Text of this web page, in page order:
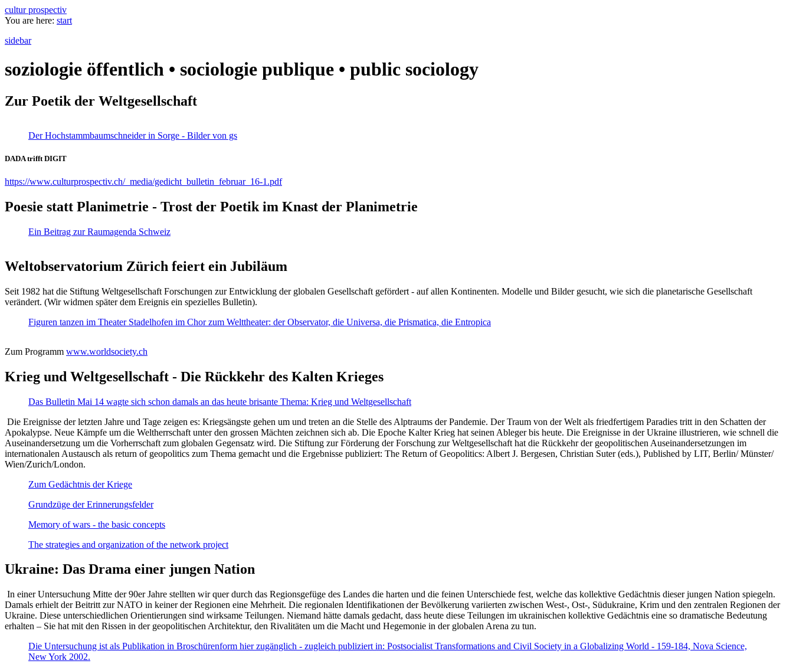
cultur prospectiv
You are here: start
sidebar
soziologie öffentlich • sociologie publique • public sociology
Zur Poetik der Weltgesellschaft
Der Hochstammbaumschneider in Sorge - Bilder von gs
DADA trifft DIGIT
https://www.culturprospectiv.ch/_media/gedicht_bulletin_februar_16-1.pdf
Poesie statt Planimetrie - Trost der Poetik im Knast der Planimetrie
Ein Beitrag zur Raumagenda Schweiz
Weltobservatorium Zürich feiert ein Jubiläum
Seit 1982 hat die Stiftung Weltgesellschaft Forschungen zur Entwicklung der globalen Gesellschaft gefördert - auf allen Kontinenten. Modelle und Bilder gesucht, wie sich die planetarische Gesellschaft
verändert. (Wir widmen später dem Ereignis ein spezielles Bulletin).
Figuren tanzen im Theater Stadelhofen im Chor zum Welttheater: der Observator, die Universa, die Prismatica, die Entropica
Zum Programm www.worldsociety.ch
Krieg und Weltgesellschaft - Die Rückkehr des Kalten Krieges
Das Bulletin Mai 14 wagte sich schon damals an das heute brisante Thema: Krieg und Weltgesellschaft
Die Ereignisse der letzten Jahre und Tage zeigen es: Kriegsängste gehen um und treten an die Stelle des Alptraums der Pandemie. Der Traum von der Welt als friedfertigem Paradies tritt in den Schatten der
Apokalypse. Neue Kämpfe um die Weltherrschaft unter den grossen Mächten zeichnen sich ab. Die Epoche Kalter Krieg hat seinen Ableger bis heute. Die Ereignisse in der Ukraine illustrieren, wie schnell die
Auseinandersetzung um die Vorherrschaft zum globalen Gegensatz wird. Die Stiftung zur Förderung der Forschung zur Weltgesellschaft hat die Rückkehr der geopolitischen Auseinandersetzungen im
internationalen Austausch als return of geopolitics zum Thema gemacht und die Ergebnisse publiziert: The Return of Geopolitics: Albert J. Bergesen, Christian Suter (eds.), Published by LIT, Berlin/ Münster/
Wien/Zurich/London.
Zum Gedächtnis der Kriege
Grundzüge der Erinnerungsfelder
Memory of wars - the basic concepts
The strategies and organization of the network project
Ukraine: Das Drama einer jungen Nation
In einer Untersuchung Mitte der 90er Jahre stellten wir quer durch das Regionsgefüge des Landes die harten und die feinen Unterschiede fest, welche das kollektive Gedächtnis dieser jungen Nation spiegeln.
Damals erhielt der Beitritt zur NATO in keiner der Regionen eine Mehrheit. Die regionalen Identifikationen der Bevölkerung variierten zwischen West-, Ost-, Südukraine, Krim und den zentralen Regionen der
Ukraine. Diese unterschiedlichen Orientierungen sind wirksame Teilungen. Niemand hätte damals gedacht, dass heute diese Teilungen im ukrainischen kollektive Gedächtnis eine so dramatische Bedeutung
erhalten – Sie hat mit den Rissen in der geopolitischen Architektur, den Rivalitäten um die Macht und Hegemonie in der globalen Arena zu tun.
Die Untersuchung ist als Publikation in Broschürenform hier zugänglich - zugleich publiziert in: Postsocialist Transformations and Civil Society in a Globalizing World - 159-184, Nova Science,
New York 2002.